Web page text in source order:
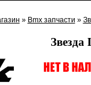
» Bmx запчасти »